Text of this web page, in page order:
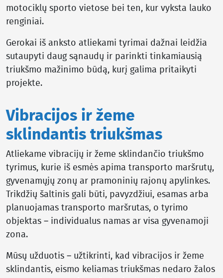
motociklų sporto vietose bei ten, kur vyksta lauko
renginiai.
Gerokai iš anksto atliekami tyrimai dažnai leidžia
sutaupyti daug sąnaudų ir parinkti tinkamiausią
triukšmo mažinimo būdą, kurį galima pritaikyti
projekte.
Vibracijos ir žeme
sklindantis triukšmas
Atliekame vibracijų ir žeme sklindančio triukšmo
tyrimus, kurie iš esmės apima transporto maršrutų,
gyvenamųjų zonų ar pramoninių rajonų apylinkes.
Trikdžių šaltinis gali būti, pavyzdžiui, esamas arba
planuojamas transporto maršrutas, o tyrimo
objektas – individualus namas ar visa gyvenamoji
zona.
Mūsų užduotis – užtikrinti, kad vibracijos ir žeme
sklindantis, eismo keliamas triukšmas nedaro žalos